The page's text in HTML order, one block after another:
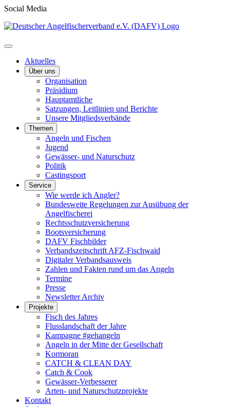
Social Media
Aktuelles
Über uns
Organisation
Präsidium
Hauptamtliche
Satzungen, Leitlinien und Berichte
Unsere Mitgliedsverbände
Themen
Angeln und Fischen
Jugend
Gewässer- und Naturschutz
Politik
Castingsport
Service
Wie werde ich Angler?
Bundesweite Regelungen zur Ausübung der
Angelfischerei
Rechtsschutzversicherung
Bootsversicherung
DAFV Fischbilder
Verbandszeitschrift AFZ-Fischwaid
Digitaler Verbandsausweis
Zahlen und Fakten rund um das Angeln
Termine
Presse
Newsletter Archiv
Projekte
Fisch des Jahres
Flusslandschaft der Jahre
Kampagne #gehangeln
Angeln in der Mitte der Gesellschaft
Kormoran
CATCH & CLEAN DAY
Catch & Cook
Gewässer-Verbesserer
Arten- und Naturschutzprojekte
Kontakt